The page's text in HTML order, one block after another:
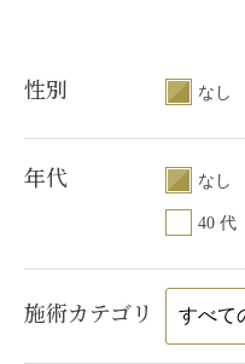
性別 なし
年代 なし
40 代
施術カテゴリ